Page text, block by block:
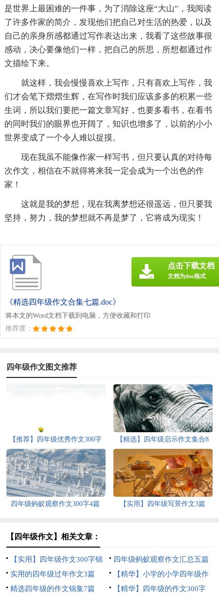
是世界上最困难的一件事，为了消除这座“大山”，我阅读
了许多作家的简介，发现他们把自己对生活的热爱，以及
自己的亲身所感都通过写作表达出来，我看了这些故事很
感动，决心要像他们一样，把自己的所思，所想都通过作
文描绘下来。
就这样，我会慢慢喜欢上写作，只有喜欢上写作，我
们才会笔下熠熠生辉，在写作时我们应该多多的积累一些
生词，所以我们要把一篇文章写好，也要多看书，在看书
的同时我们的眼界也开阔了，知识也增多了，以前的小小
世界变成了一个令人难以捉摸。
现在我虽不能像作家一样写书，但只要认真的对待每
次作文，相信在不就得将来我一定会成为一个出色的作
家！
这就是我的梦想，现在我离梦想还很遥远，但只要我
坚持，努力，我的梦想就不再是梦了，它将成为现实！
《精选四年级作文合集七篇.doc》
将本文的Word文档下载到电脑，方便收藏和打印
推荐度：
点击下载文档
文档为doc格式
四年级作文图文推荐
【推荐】四年级优秀作文300字
汇编9篇
【精选】四年级启示作文集合8
篇
四年级蚂蚁观察作文300字4篇 【实用】四年级写景作文3篇
【四年级作文】相关文章：
【实用】四年级作文300字锦
集5篇
四年级蚂蚁观察作文汇总五篇
实用的四年级过年作文3篇
【精华】小学的小学四年级作
文1200字集锦7篇
精选四年级的作文锦集7篇 【精华】四年级的作文300字